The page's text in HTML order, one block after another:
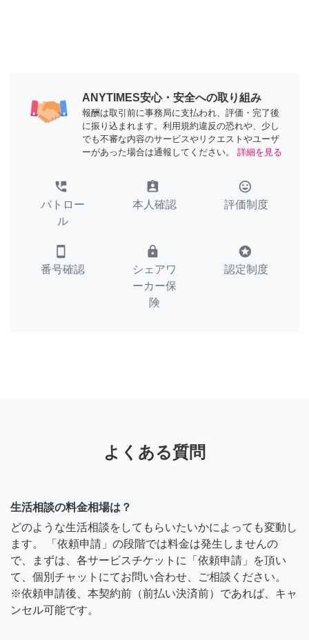
ANYTIMES安心・安全への取り組み
報酬は取引前に事務局に支払われ、評価・完了後
に振り込まれます。利用規約違反の恐れや、少し
でも不審な内容のサービスやリクエストやユーザ
ーがあった場合は通報してください。
詳細を見る
perm_phone_msg
パトロー
ル
assignment_ind
本人確認
tag_faces
評価制度
smartphone
番号確認
lock
シェアワ
ーカー保
険
stars
認定制度
よくある質問
生活相談の料金相場は？
どのような生活相談をしてもらいたいかによっても変動し
ます。 「依頼申請」の段階では料金は発生しませんの
で、まずは、各サービスチケットに「依頼申請」を頂い
て、個別チャットにてお問い合わせ、ご相談ください。
※依頼申請後、本契約前（前払い決済前）であれば、キャ
ンセル可能です。